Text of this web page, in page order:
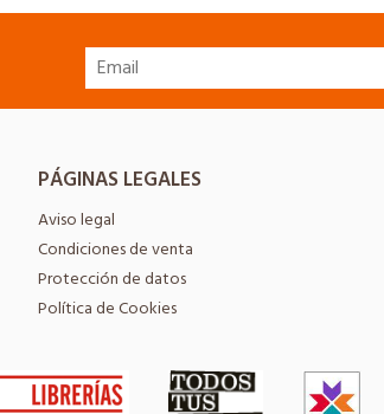
PÁGINAS LEGALES
Aviso legal
Condiciones de venta
Protección de datos
Política de Cookies